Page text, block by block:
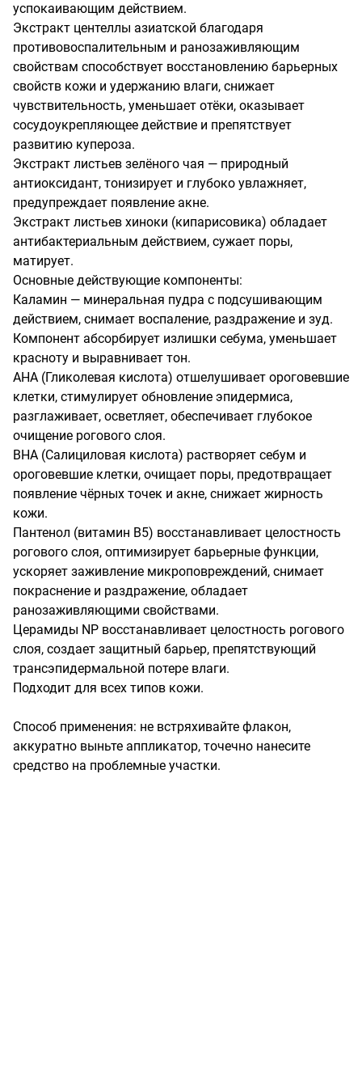
успокаивающим действием.
Экстракт центеллы азиатской благодаря
противовоспалительным и ранозаживляющим
свойствам способствует восстановлению барьерных
свойств кожи и удержанию влаги, снижает
чувствительность, уменьшает отёки, оказывает
сосудоукрепляющее действие и препятствует
развитию купероза.
Экстракт листьев зелёного чая — природный
антиоксидант, тонизирует и глубоко увлажняет,
предупреждает появление акне.
Экстракт листьев хиноки (кипарисовика) обладает
антибактериальным действием, сужает поры,
матирует.
Основные действующие компоненты:
Каламин — минеральная пудра с подсушивающим
действием, снимает воспаление, раздражение и зуд.
Компонент абсорбирует излишки себума, уменьшает
красноту и выравнивает тон.
AHA (Гликолевая кислота) отшелушивает ороговевшие
клетки, стимулирует обновление эпидермиса,
разглаживает, осветляет, обеспечивает глубокое
очищение рогового слоя.
BHA (Салициловая кислота) растворяет себум и
ороговевшие клетки, очищает поры, предотвращает
появление чёрных точек и акне, снижает жирность
кожи.
Пантенол (витамин B5) восстанавливает целостность
рогового слоя, оптимизирует барьерные функции,
ускоряет заживление микроповреждений, снимает
покраснение и раздражение, обладает
ранозаживляющими свойствами.
Церамиды NP восстанавливает целостность рогового
слоя, создает защитный барьер, препятствующий
трансэпидермальной потере влаги.
Подходит для всех типов кожи.
Способ применения: не встряхивайте флакон,
аккуратно выньте аппликатор, точечно нанесите
средство на проблемные участки.